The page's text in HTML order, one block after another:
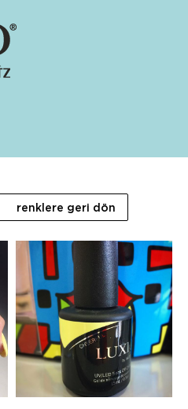
renklere geri dön